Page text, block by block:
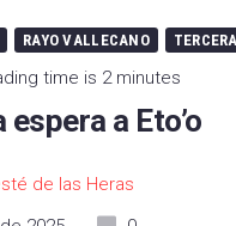
Real Madrid
Rayo Vallecano
Valencia CF
Primera
Kings
Fútbol
RAYO VALLECANO
time is 2 minutes
a Eto’o
de las Heras